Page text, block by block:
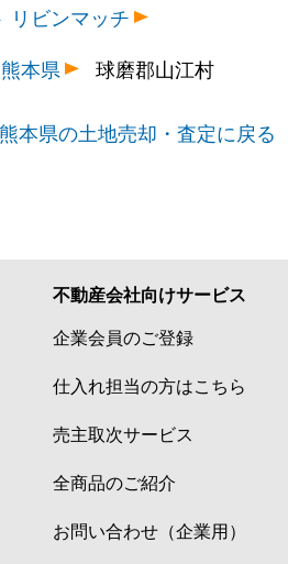
リビンマッチ
熊本県 球磨郡山江村
熊本県の土地売却・査定に戻る
不動産会社向けサービス
企業会員のご登録
仕入れ担当の方はこちら
売主取次サービス
全商品のご紹介
お問い合わせ（企業用）